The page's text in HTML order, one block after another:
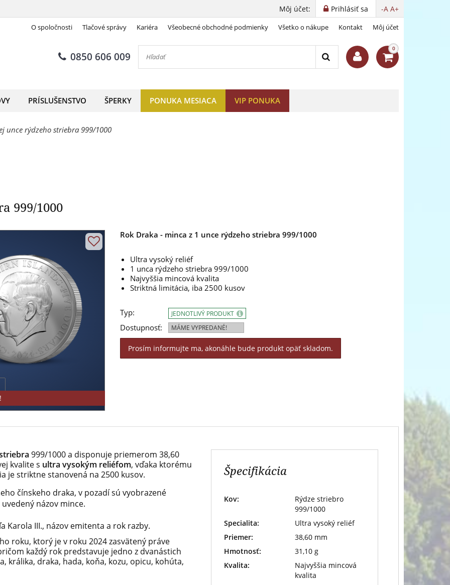
-A A+
Prihlásiť sa
Môj účet:
O spoločnosti Tlačové správy Kariéra Všeobecné obchodné podmienky Všetko o nákupe Kontakt Môj účet
0850 606 009
0
PRÍSLUŠENSTVO ŠPERKY PONUKA MESIACA VIP PONUKA
unce rýdzeho striebra 999/1000
999/1000
Rok Draka - minca z 1 unce rýdzeho striebra 999/1000
Ultra vysoký reliéf
1 unca rýdzeho striebra 999/1000
Najvyššia mincová kvalita
Striktná limitácia, iba 2500 kusov
Typ:
Dostupnosť:
JEDNOTLIVÝ PRODUKT
MÁME VYPREDANÉ!
Prosím informujte ma, akonáhle bude produkt opäť skladom.
999/1000 a disponuje priemerom 38,60
kvalite s ultra vysokým reliéfom, vďaka ktorému
je striktne stanovená na 2500 kusov.
čínskeho draka, v pozadí sú vyobrazené
názov mince.
III., názov emitenta a rok razby.
roku, ktorý je v roku 2024 zasvätený práve
každý rok predstavuje jedno z dvanástich
králika, draka, hada, koňa, kozu, opicu, kohúta,
Špecifikácia
Kov:
Rýdze striebro
999/1000
Specialita:
Ultra vysoký reliéf
Priemer:
38,60 mm
Hmotnosť:
31,10 g
Kvalita:
Najvyššia mincová
kvalita
Lunárny Rok Draka